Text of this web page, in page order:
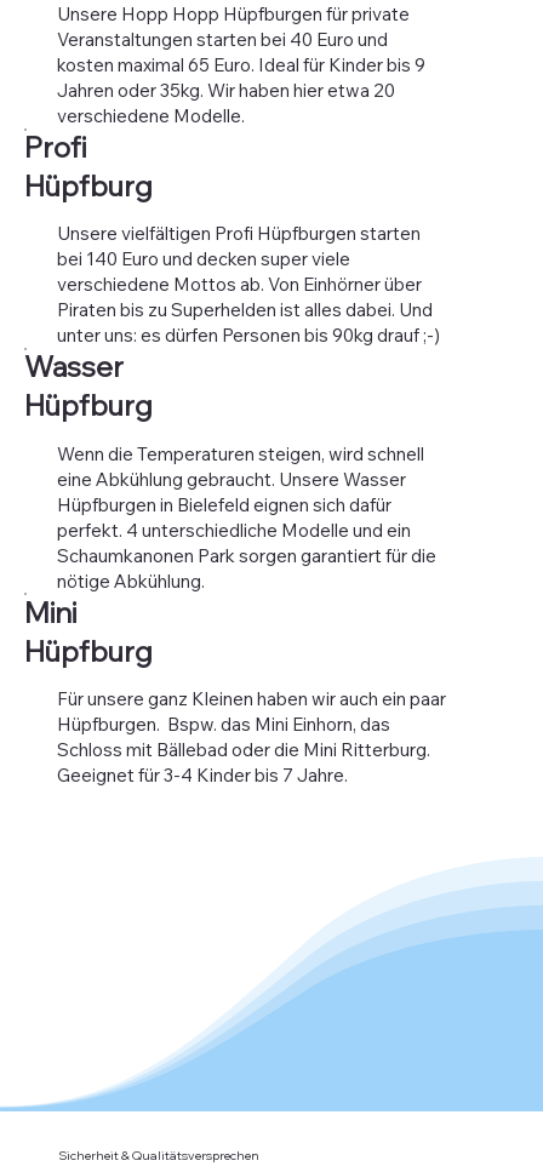
Unsere Hopp Hopp Hüpfburgen für private
Veranstaltungen starten bei 40 Euro und
kosten maximal 65 Euro. Ideal für Kinder bis 9
Jahren oder 35kg. Wir haben hier etwa 20
verschiedene Modelle.
Profi
Hüpfburg
Unsere vielfältigen Profi Hüpfburgen starten
bei 140 Euro und decken super viele
verschiedene Mottos ab. Von Einhörner über
Piraten bis zu Superhelden ist alles dabei. Und
unter uns: es dürfen Personen bis 90kg drauf ;-)
Wasser
Hüpfburg
Wenn die Temperaturen steigen, wird schnell
eine Abkühlung gebraucht. Unsere Wasser
Hüpfburgen in Bielefeld eignen sich dafür
perfekt. 4 unterschiedliche Modelle und ein
Schaumkanonen Park sorgen garantiert für die
nötige Abkühlung.
Mini
Hüpfburg
Für unsere ganz Kleinen haben wir auch ein paar
Hüpfburgen. Bspw. das Mini Einhorn, das
Schloss mit Bällebad oder die Mini Ritterburg.
Geeignet für 3-4 Kinder bis 7 Jahre.
Sicherheit & Qualitätsversprechen